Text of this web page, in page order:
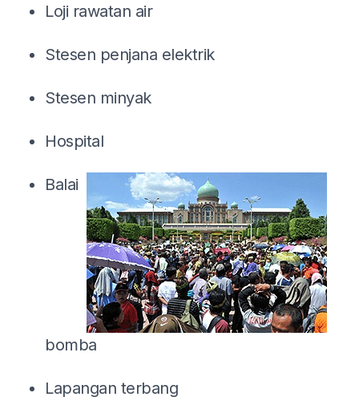
Loji rawatan air
Stesen penjana elektrik
Stesen minyak
Hospital
Balai
bomba
Lapangan terbang